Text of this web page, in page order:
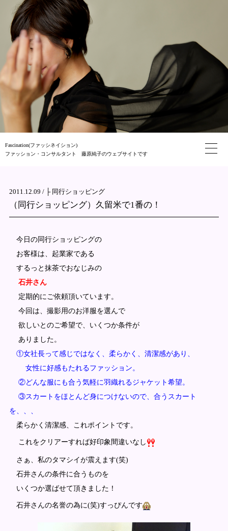
Fascination(ファッシネイション)
ファッション・コンサルタント 藤原純子のウェブサイトです
2011.12.09 / ├ 同行ショッピング
（同行ショッピング）久留米で1番の！
今日の同行ショッピングの
お客様は、起業家である
するっと抹茶でおなじみの
石井さん
定期的にご依頼頂いています。
今回は、撮影用のお洋服を選んで
欲しいとのご希望で、いくつか条件が
ありました。
①女社長って感じではなく、柔らかく、清潔感があり、
女性に好感もたれるファッション。
②どんな服にも合う気軽に羽織れるジャケット希望。
③スカートをほとんど身につけないので、合うスカート
を、、、
柔らかく清潔感、これポイントです。
これをクリアーすれば好印象間違いなし
さぁ、私のタマシイが震えます(笑)
石井さんの条件に合うものを
いくつか選ばせて頂きました！
石井さんの名誉の為に(笑)すっぴんです